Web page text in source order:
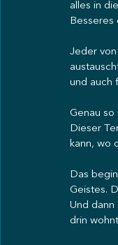
alles in
Besseres
Jeder
und auch
Genau
Dieser
kann, wo
Das
Geistes.
Und
drin